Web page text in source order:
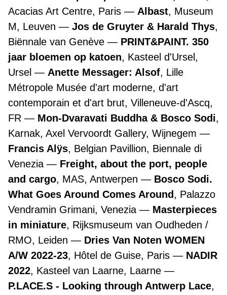
Acacias Art Centre, Paris
Albast, Museum
M, Leuven
Jos de Gruyter & Harald Thys,
Biënnale van Genève
PRINT&PAINT. 350
jaar bloemen op katoen, Kasteel d'Ursel,
Ursel
Anette Messager: Alsof, Lille
Métropole Musée d'art moderne, d'art
contemporain et d'art brut, Villeneuve-d'Ascq,
FR
Mon-Dvaravati Buddha & Bosco Sodi,
Karnak, Axel Vervoordt Gallery, Wijnegem
Francis Alÿs, Belgian Pavillion, Biennale di
Venezia
Freight, about the port, people
and cargo, MAS, Antwerpen
Bosco Sodi.
What Goes Around Comes Around, Palazzo
Vendramin Grimani, Venezia
Masterpieces
in miniature, Rijksmuseum van Oudheden /
RMO, Leiden
Dries Van Noten WOMEN
A/W 2022-23, Hôtel de Guise, Paris
NADIR
2022, Kasteel van Laarne, Laarne
P.LACE.S - Looking through Antwerp Lace,